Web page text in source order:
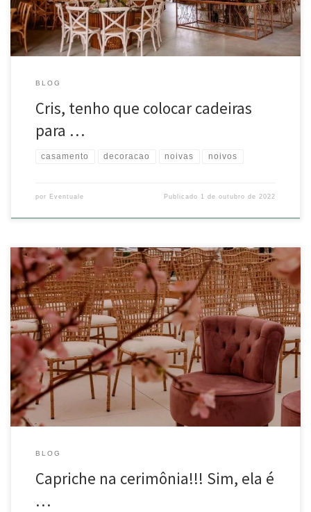
BLOG
Cris, tenho que colocar cadeiras
para …
casamento decoracao noivas noivos
por Eventuale Publicado 1 de outubro de 2022
Capriche na cerimônia!!! Sim, ela é muito importante! Aliás, na minha
opinião, é o ponto alto do casamento… É neste momento que vocês
são o centro das atenções! É na cerimônia que vocês se transformam
em marido e mulher! Pense em todos os detalhes para deixá-la bem
bonita! Cadeiras, lugares […]
BLOG
Capriche na cerimônia!!! Sim, ela é
…